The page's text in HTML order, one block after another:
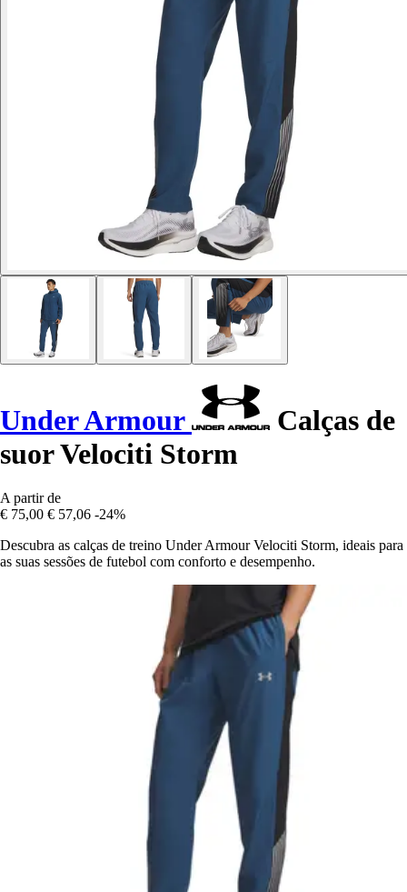
Under Armour
Calças de
suor Velociti Storm
A partir de
€ 75,00 € 57,06 -24%
Descubra as calças de treino Under Armour Velociti Storm, ideais para
as suas sessões de futebol com conforto e desempenho.